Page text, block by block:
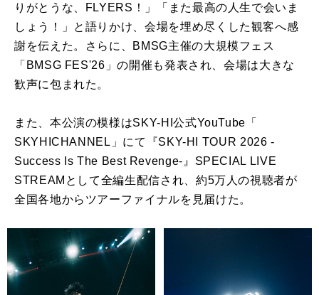
りがとうな、
FLYERS！」「また最高の人生で会いま
しょう！」
と語りかけ、会場を埋め尽くした観客へ感
謝を伝えた。さらに、 BMSG主催の大規模フェス
「BMSG FES'26」の開催も発表され、会場は大きな
歓声に包まれた。
また、本公演の模様はSKY-HI公式YouTube「
SKYHICHANNEL」にて『SKY-HI TOUR 2026 -
Success Is The Best Revenge-』SPECIAL LIVE
STREAMとして全編生配信され、 約5万人の視聴者が
全国各地からツアーファイナルを見届けた。